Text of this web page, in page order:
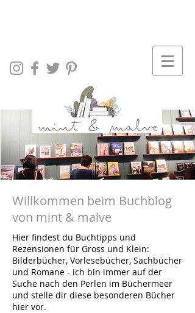
Willkommen beim Buchblog
von mint & malve
Hier findest du Buchtipps und
Rezensionen für Gross und Klein:
Bilderbücher, Vorlesebücher, Sachbücher
und Romane - ich bin immer auf der
Suche nach den Perlen im Büchermeer
und stelle dir diese besonderen Bücher
hier vor.